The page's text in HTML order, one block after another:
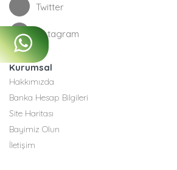
Twitter
Instagram
Kurumsal
Hakkımızda
Banka Hesap Bilgileri
Site Haritası
Bayimiz Olun
İletişim